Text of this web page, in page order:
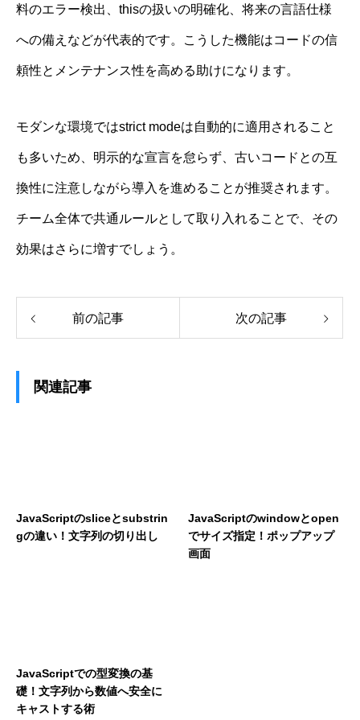
料のエラー検出、thisの扱いの明確化、将来の言語仕様
への備えなどが代表的です。こうした機能はコードの信
頼性とメンテナンス性を高める助けになります。
モダンな環境ではstrict modeは自動的に適用されること
も多いため、明示的な宣言を怠らず、古いコードとの互
換性に注意しながら導入を進めることが推奨されます。
チーム全体で共通ルールとして取り入れることで、その
効果はさらに増すでしょう。
前の記事 次の記事
関連記事
JavaScriptのsliceとsubstrin
gの違い！文字列の切り出し
JavaScriptのwindowとopen
でサイズ指定！ポップアップ
画面
JavaScriptでの型変換の基
礎！文字列から数値へ安全に
キャストする術